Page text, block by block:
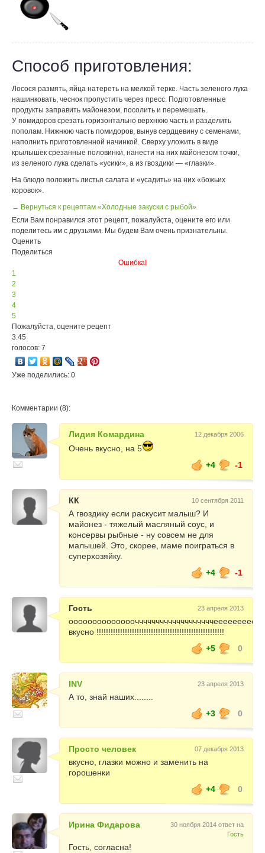
Способ приготовления:
Лосося размять, яйца натереть на мелкой терке. Часть зеленого лука
нашинковать, чеснок пропустить через пресс. Подготовленные
продукты заправить майонезом, посолить и перемешать.
У помидоров срезать горизонтально верхнюю часть и разделить
пополам. Нижнюю часть помидоров, вынув сердцевину с семенами,
наполнить приготовленной начинкой. Сверху уложить в виде
крылышек срезанные половинки, нанести на них майонезом точки,
из зеленого лука сделать «усики», а из гвоздики — «глазки».
На блюдо положить листья салата и «усадить» на них «божьих
коровок».
← Вернуться к рецептам «Холодные закуски с рыбой»
Если Вам понравился этот рецепт, пожалуйста, оцените его или
поделитесь им с друзьями. Мы будем Вам очень признательны.
Оценить
Поделиться
Ошибка!
1
2
3
4
5
Пожалуйста, оцените рецепт
3.45
голосов: 7
Уже поделились: 0
Комментарии (8):
Лидия Комардина 12 декабря 2006
Очень вкусно, на 5
+4
-1
КК 10 сентября 2011
А гвоздику если раскусит малыш? И
майонез - тяжелый масляный соус, и
консервы рыбные - ну совсем не для
малышей. Это, скорее, маме поиграться в
суперхозяйку.
+4
-1
Гость 23 апреля 2013
вкусно !!!!!!!!!!!!!!!!!!!!!!!!!!!!!!!!!!!!!!!!!!!!!!!!!!!!!!
+5
0
INV 23 апреля 2013
А то, знай наших........
+3
0
Просто человек 07 декабря 2013
вкусно, глазки можно и заменить на
горошенки
+4
0
Ирина Фидарова
30 ноября 2014 ответ на
Гость
Гость, согласна!